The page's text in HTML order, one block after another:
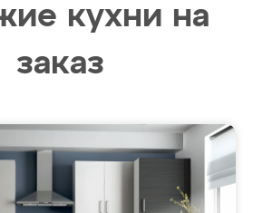
кухни на
заказ